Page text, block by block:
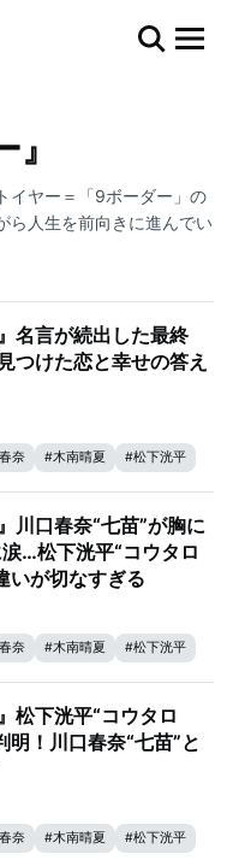
イヤー＝「9ボーダー」の
ら人生を前向きに進んでい
名言が続出した最終
つけた恋と幸せの答え
奈 #木南晴夏 #松下洸平
川口春奈“七苗”が胸に
…松下洸平“コウタロ
いが切なすぎる
奈 #木南晴夏 #松下洸平
松下洸平“コウタロ
明！川口春奈“七苗”と
奈 #木南晴夏 #松下洸平